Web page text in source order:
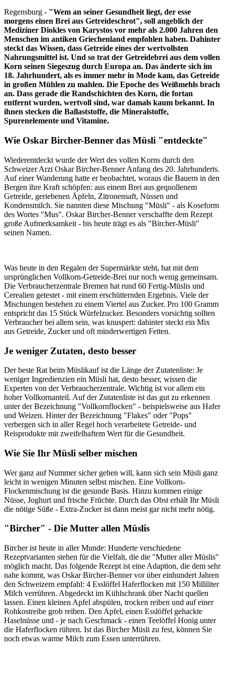
Regensburg - "Wem an seiner Gesundheit liegt, der esse
morgens einen Brei aus Getreideschrot", soll angeblich der
Mediziner Diokles von Karystos vor mehr als 2.000 Jahren den
Menschen im antiken Griechenland empfohlen haben. Dahinter
steckt das Wissen, dass Getreide eines der wertvollsten
Nahrungsmittel ist. Und so trat der Getreidebrei aus dem vollen
Korn seinen Siegeszug durch Europa an. Das änderte sich im
18. Jahrhundert, als es immer mehr in Mode kam, das Getreide
in großen Mühlen zu mahlen. Die Epoche des Weißmehls brach
an. Dass gerade die Randschichten des Korn, die fortan
entfernt wurden, wertvoll sind, war damals kaum bekannt. In
ihnen stecken die Ballaststoffe, die Mineralstoffe,
Spurenelemente und Vitamine.
Wie Oskar Bircher-Benner das Müsli "entdeckte"
Wiederentdeckt wurde der Wert des vollen Korns durch den
Schweizer Arzt Oskar Bircher-Benner Anfang des 20. Jahrhunderts.
Auf einer Wanderung hatte er beobachtet, woraus die Bauern in den
Bergen ihre Kraft schöpfen: aus einem Brei aus gequollenem
Getreide, geriebenen Äpfeln, Zitronensaft, Nüssen und
Kondensmilch. Sie nannten diese Mischung "Müsli" - als Koseform
des Wortes "Mus". Oskar Bircher-Benner verschaffte dem Rezept
große Aufmerksamkeit - bis heute trägt es als "Bircher-Müsli"
seinen Namen.
Was heute in den Regalen der Supermärkte steht, hat mit dem
ursprünglichen Vollkorn-Getreide-Brei nur noch wenig gemeinsam.
Die Verbraucherzentrale Bremen hat rund 60 Fertig-Müslis und
Cerealien getestet - mit einem erschütternden Ergebnis. Viele der
Mischungen bestehen zu einem Viertel aus Zucker. Pro 100 Gramm
entspricht das 15 Stück Würfelzucker. Besonders vorsichtig sollten
Verbraucher bei allem sein, was knuspert: dahinter steckt ein Mix
aus Getreide, Zucker und oft minderwertigen Fetten.
Je weniger Zutaten, desto besser
Der beste Rat beim Müslikauf ist die Länge der Zutatenliste: Je
weniger Ingredienzien ein Müsli hat, desto besser, wissen die
Experten von der Verbraucherzentrale. Wichtig ist vor allem ein
hoher Vollkornanteil. Auf der Zutatenliste ist das gut zu erkennen
unter der Bezeichnung "Vollkornflocken" - beispielsweise aus Hafer
und Weizen. Hinter der Bezeichnung "Flakes" oder "Pops"
verbergen sich in aller Regel hoch verarbeitete Getreide- und
Reisprodukte mit zweifelhaftem Wert für die Gesundheit.
Wie Sie Ihr Müsli selber mischen
Wer ganz auf Nummer sicher gehen will, kann sich sein Müsli ganz
leicht in wenigen Minuten selbst mischen. Eine Vollkorn-
Flockenmischung ist die gesunde Basis. Hinzu kommen einige
Nüsse, Joghurt und frische Früchte. Durch das Obst erhält Ihr Müsli
die nötige Süße - Extra-Zucker ist dann meist gar nicht mehr nötig.
"Bircher" - Die Mutter allen Müslis
Bircher ist heute in aller Munde: Hunderte verschiedene
Rezeptvarianten stehen für die Vielfalt, die die "Mutter aller Müslis"
möglich macht. Das folgende Rezept ist eine Adaption, die dem sehr
nahe kommt, was Oskar Bircher-Benner vor über einhundert Jahren
den Schweizern empfahl: 4 Esslöffel Haferflocken mit 150 Milliliter
Milch verrühren. Abgedeckt im Kühlschrank über Nacht quellen
lassen. Einen kleinen Apfel abspülen, trocken reiben und auf einer
Rohkostreibe grob reiben. Den Apfel, einen Esslöffel gehackte
Haselnüsse und - je nach Geschmack - einen Teelöffel Honig unter
die Haferflocken rühren. Ist das Bircher Müsli zu fest, können Sie
noch etwas warme Milch zum Essen unterrühren.